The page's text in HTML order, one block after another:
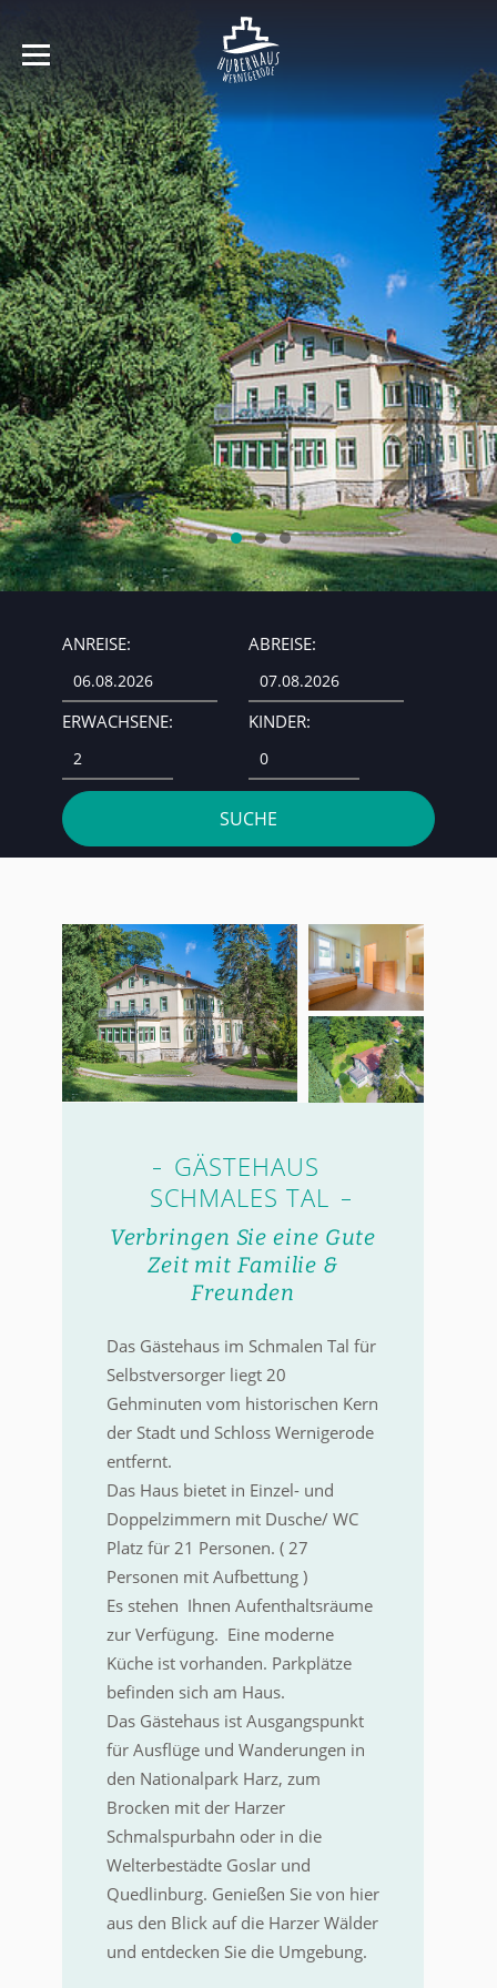
ANREISE: ABREISE:
ERWACHSENE: KINDER:
GÄSTEHAUS
SCHMALES TAL
Verbringen Sie eine Gute
Zeit mit Familie &
Freunden
Das Gästehaus im Schmalen Tal für
Selbstversorger liegt 20
Gehminuten vom historischen Kern
der Stadt und Schloss Wernigerode
entfernt.
Das Haus bietet in Einzel- und
Doppelzimmern mit Dusche/ WC
Platz für 21 Personen. ( 27
Personen mit Aufbettung )
Es stehen Ihnen Aufenthaltsräume
zur Verfügung. Eine moderne
Küche ist vorhanden. Parkplätze
befinden sich am Haus.
Das Gästehaus ist Ausgangspunkt
für Ausflüge und Wanderungen in
den Nationalpark Harz, zum
Brocken mit der Harzer
Schmalspurbahn oder in die
Welterbestädte Goslar und
Quedlinburg. Genießen Sie von hier
aus den Blick auf die Harzer Wälder
und entdecken Sie die Umgebung.